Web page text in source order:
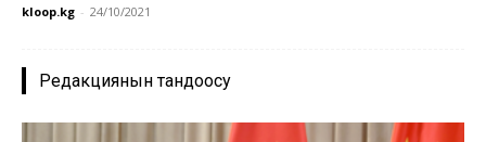
kloop.kg - 24/10/2021
Редакциянын тандоосу